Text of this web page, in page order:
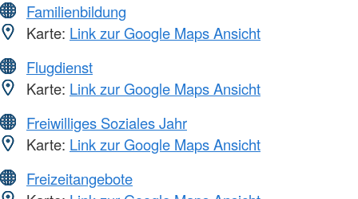
Familienbildung
Karte: Link zur Google Maps Ansicht
Flugdienst
Karte: Link zur Google Maps Ansicht
Freiwilliges Soziales Jahr
Karte: Link zur Google Maps Ansicht
Freizeitangebote